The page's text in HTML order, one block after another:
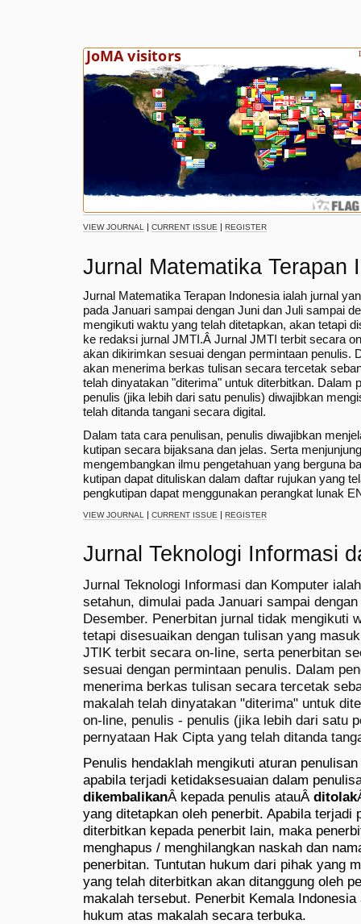
VIEW JOURNAL CURRENT ISSUE REGISTER
Jurnal Matematika Terapan
Jurnal Matematika Terapan Indonesia ialah jurnal
pada Januari sampai dengan Juni dan Juli sampai
mengikuti waktu yang telah ditetapkan, akan tetapi
ke redaksi jurnal JMTI.Â Jurnal JMTI terbit secara
akan dikirimkan sesuai dengan permintaan penulis.
akan menerima berkas tulisan secara tercetak
telah dinyatakan "diterima" untuk diterbitkan. Dalam
penulis (jika lebih dari satu penulis) diwajibkan
telah ditanda tangani secara digital.
Dalam tata cara penulisan, penulis diwajibkan
kutipan secara bijaksana dan jelas. Serta
mengembangkan ilmu pengetahuan yang berguna
kutipan dapat dituliskan dalam daftar rujukan yang
pengkutipan dapat menggunakan perangkat lunak
VIEW JOURNAL | CURRENT ISSUE | REGISTER
Jurnal Teknologi Informasi
Jurnal Teknologi Informasi dan Komputer
setahun, dimulai pada Januari sampai
Desember. Penerbitan jurnal tidak mengikuti
tetapi disesuaikan dengan tulisan yang
JTIK terbit secara on-line, serta penerbitan
sesuai dengan permintaan penulis. Dalam
menerima berkas tulisan secara tercetak
makalah telah dinyatakan "diterima" untuk
on-line, penulis - penulis (jika lebih dari satu
pernyataan Hak Cipta yang telah ditanda
Penulis hendaklah mengikuti aturan
apabila terjadi ketidaksesuaian dalam
dikembalikanÂ kepada penulis atauÂ ditolak
yang ditetapkan oleh penerbit. Apabila terjadi
diterbitkan kepada penerbit lain, maka
menghapus / menghilangkan naskah dan
penerbitan. Tuntutan hukum dari pihak yang
yang telah diterbitkan akan ditanggung oleh
makalah tersebut. Penerbit Kemala
hukum atas makalah secara terbuka.